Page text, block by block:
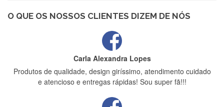
O QUE OS NOSSOS CLIENTES DIZEM DE NÓS
estrelas
Carla Alexandra Lopes
Produtos de qualidade, design giríssimo, atendimento cuidado
e atencioso e entregas rápidas! Sou super fã!!!